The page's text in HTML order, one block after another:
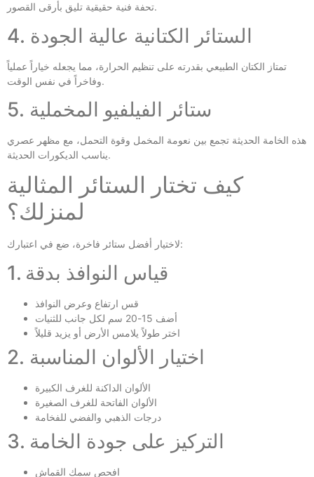
تحفة فنية حقيقية تليق بأرقى القصور.
4. الستائر الكتانية عالية الجودة
تمتاز الكتان الطبيعي بقدرته على تنظيم الحرارة، مما يجعله خياراً عملياً
وفاخراً في نفس الوقت.
5. ستائر الفيلفيو المخملية
هذه الخامة الحديثة تجمع بين نعومة المخمل وقوة التحمل، مع مظهر عصري
يناسب الديكورات الحديثة.
كيف تختار الستائر المثالية
لمنزلك؟
لاختيار أفضل ستائر فاخرة، ضع في اعتبارك:
1. قياس النوافذ بدقة
قس ارتفاع وعرض النوافذ
أضف 15-20 سم لكل جانب للثنيات
اختر طولاً يلامس الأرض أو يزيد قليلاً
2. اختيار الألوان المناسبة
الألوان الداكنة للغرف الكبيرة
الألوان الفاتحة للغرف الصغيرة
درجات الذهبي والفضي للفخامة
3. التركيز على جودة الخامة
افحص سمك القماش